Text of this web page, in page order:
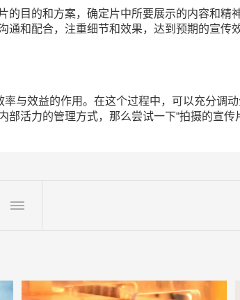
目的和方案，确定片中所要展示的内容和精
和配合，注重细节和效果，达到预期的宣传效
与效益的作用。在这个过程中，可以充分调
活力的管理方式，那么尝试一下“拍摄的宣传